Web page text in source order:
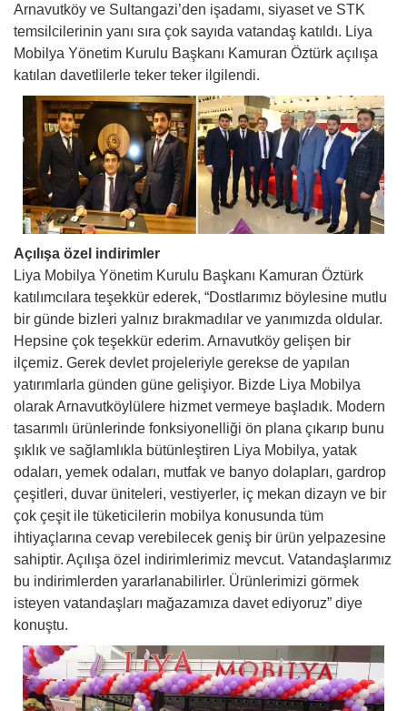
Arnavutköy ve Sultangazi’den işadamı, siyaset ve STK
temsilcilerinin yanı sıra çok sayıda vatandaş katıldı. Liya
Mobilya Yönetim Kurulu Başkanı Kamuran Öztürk açılışa
katılan davetlilerle teker teker ilgilendi.
Açılışa özel indirimler
Liya Mobilya Yönetim Kurulu Başkanı Kamuran Öztürk
katılımcılara teşekkür ederek, “Dostlarımız böylesine mutlu
bir günde bizleri yalnız bırakmadılar ve yanımızda oldular.
Hepsine çok teşekkür ederim. Arnavutköy gelişen bir
ilçemiz. Gerek devlet projeleriyle gerekse de yapılan
yatırımlarla günden güne gelişiyor. Bizde Liya Mobilya
olarak Arnavutköylülere hizmet vermeye başladık. Modern
tasarımlı ürünlerinde fonksiyonelliği ön plana çıkarıp bunu
şıklık ve sağlamlıkla bütünleştiren Liya Mobilya, yatak
odaları, yemek odaları, mutfak ve banyo dolapları, gardrop
çeşitleri, duvar üniteleri, vestiyerler, iç mekan dizayn ve bir
çok çeşit ile tüketicilerin mobilya konusunda tüm
ihtiyaçlarına cevap verebilecek geniş bir ürün yelpazesine
sahiptir. Açılışa özel indirimlerimiz mevcut. Vatandaşlarımız
bu indirimlerden yararlanabilirler. Ürünlerimizi görmek
isteyen vatandaşları mağazamıza davet ediyoruz” diye
konuştu.